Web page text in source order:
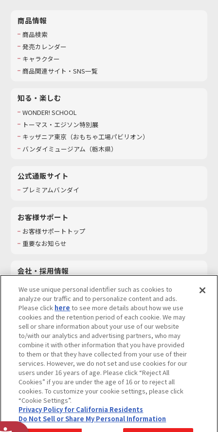
商品情報
商品検索
発売カレンダー
キャラクター
商品関連サイト・SNS一覧
知る・楽しむ
WONDER! SCHOOL
トーマス・エジソン特別展
キッザニア東京（おもちゃ工場パビリオン）​
バンダイミュージアム（栃木県）
公式通販サイト
プレミアムバンダイ
お客様サポート
お客様サポートトップ
重要なお知らせ
会社・採用情報
採用情報
サステナビリティ
お問い合わせ
ウェブサイトご利用条件 ソーシャルメディアポリシー
個人情報及び特定個人情報等の取り扱いに関する保護方針
Do Not Sell or Share My Personal Information著作権・商標について
カスタマーハラスメントに対する基本的な対応方針
We use unique personal identifier such as cookies to
analyze our traffic and to personalize content and ads.
Please click here to see more details about how we use
cookies and the retention period of each cookie. We may
sell or share information about your use of our website
to/with our analytics and advertising partners, who may
combine it with other information that you have provided
to them or that they have collected from your use of their
services. However, we do not set and use cookies for our
users under 16 years of age. Please click “Reject All
Cookies” if you are under the age of 16 or to reject all
cookies. To customize your cookie settings, please click
“Cookie Settings”.
Privacy Policy for California Residents
Do Not Sell or Share My Personal Information